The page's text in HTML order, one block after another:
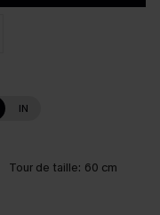
IN
Tour de taille: 60 cm